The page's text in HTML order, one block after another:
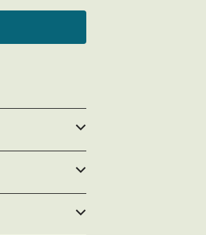
ださい。 ・オール
りを楽しめるア